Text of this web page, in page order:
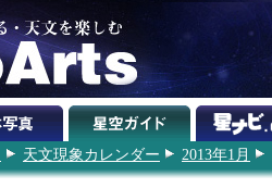
天文現象カレンダー 2013年1月